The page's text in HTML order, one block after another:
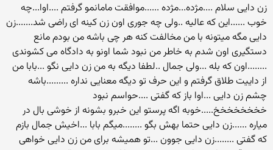
زن دایی سلام ....مژده...مژده ......موافقت مامانمو گرفتم ....اوا...چه
خوب ......این که عالیه ..ولی چه جوری اون زن کینه ای راضی شد.......زن
دایی مگه میتونه با من مخالفت کنه هر چی باشه من بودم مانع
دستگیری اون شدم به خاطر من نبود شما اونو به دادگاه می کشوندی
........اون که بله ...ولی جمال ..لطفا دیگه به من زن دایی نگو ...بابا من
از داییت طلاق گرفتم و این حرف تو دیگه معنایی نداره .........باشه
چشم زن دایی ...اوا باز که گفتی ....حواسم نبود
خخخخخخخخ.....خوبه اگه پرستو این خبرو بشونه از خوشی بال در
میاره ......زن دایی حتما بهش بگو ........میگم بابا ...اخیش جمال بازم
که گفتی ........زن دایی جوون ...تو همیشه برای من زن دایی خواهی